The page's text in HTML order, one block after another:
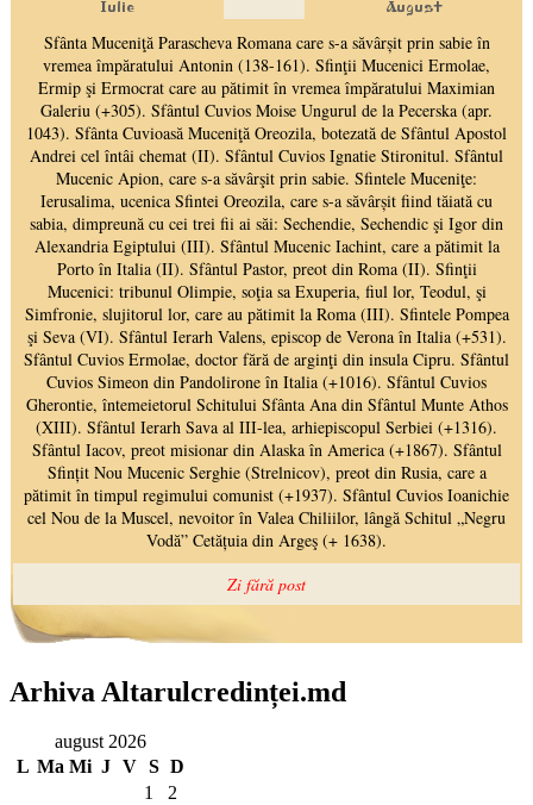
Arhiva Altarulcredinței.md
august 2026
L Ma Mi J V S D
1
2